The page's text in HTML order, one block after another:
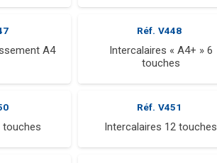
A4
Réf. V448
Intercalaires « A4+ » 6
touches
touches
Réf. V451
Intercalaires 12 touches